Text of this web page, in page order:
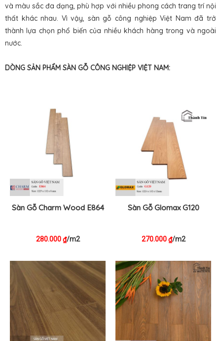
và màu sắc đa dạng, phù hợp với nhiều phong cách trang trí nội
thất khác nhau. Vì vậy, sàn gỗ công nghiệp Việt Nam đã trở
thành lựa chọn phổ biến của nhiều khách hàng trong và ngoài
nước.
DÒNG SẢN PHẨM SÀN GỖ CÔNG NGHIỆP VIỆT NAM:
Sàn Gỗ Charm Wood E864
280.000₫/m2
Sàn Gỗ Glomax G120
270.000₫/m2